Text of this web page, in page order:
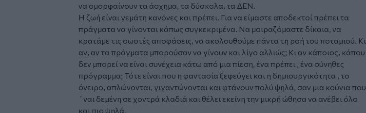
να ομορφαίνουν τα άσχημα, τα δύσκολα, τα ΔΕΝ.
Η ζωή είναι γεμάτη κανόνες και πρέπει. Για να είμαστε αποδεκτοί πρέπει τα
πράγματα να γίνονται κάπως συγκεκριμένα. Να μοιραζόμαστε δίκαια, να
κρατάμε τις σωστές αποφάσεις, να ακολουθούμε πάντα τη ροή του ποταμιού. Κι
αν, αν τα πράγματα μπορούσαν να γίνουν και λίγο αλλιώς; Κι αν κάποιος, κάπου
δεν μπορεί να είναι συνέχεια κάτω από μια πίεση, ένα πρέπει , ένα σύνηθες
πρόγραμμα; Τότε είναι που η φαντασία ξεφεύγει και η δημιουργικότητα , το
όνειρο, απλώνονται, γιγαντώνονται και φτάνουν πολύ ψηλά, σαν μια κούνια που
΄ναι δεμένη σε χοντρά κλαδιά και θέλει εκείνη την μικρή ώθησα να ανέβει όλο
και πιο ψηλά.